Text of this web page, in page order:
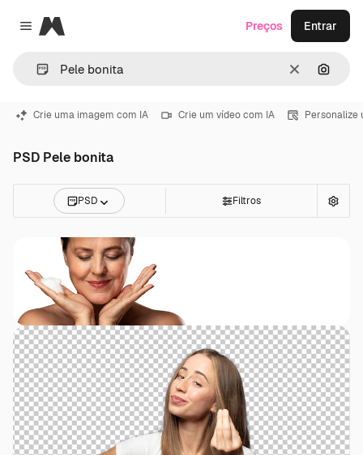
Close menu
Magnific
Limpar
Preços Entrar
Crie uma imagem com IA Crie um vídeo com IA Personalize
PSD Pele bonita
PSD Filtros